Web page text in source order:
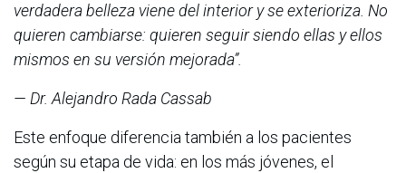
verdadera belleza viene del interior y se exterioriza. No
quieren cambiarse: quieren seguir siendo ellas y ellos
mismos en su versión mejorada”.
— Dr. Alejandro Rada Cassab
Este enfoque diferencia también a los pacientes
según su etapa de vida: en los más jóvenes, el